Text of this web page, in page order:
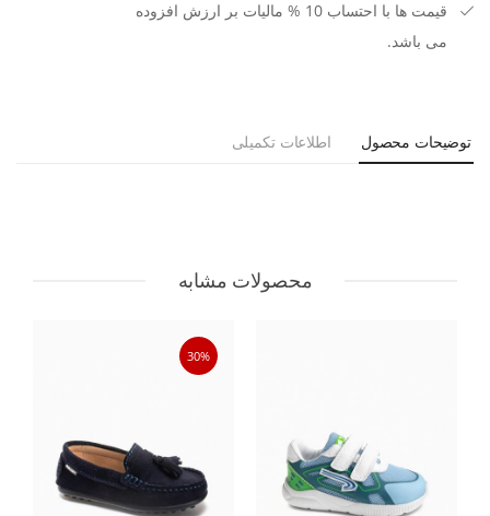
قیمت ها با احتساب 10 % مالیات بر ارزش افزوده
می باشد.
توضیحات محصول اطلاعات تکمیلی
محصولات مشابه
30%